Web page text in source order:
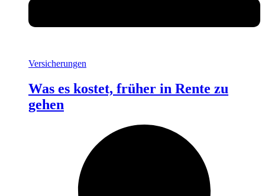
Versicherungen
Was es kostet, früher in Rente zu
gehen